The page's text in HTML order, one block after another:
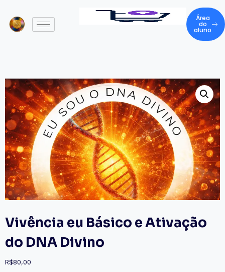
Área
do
aluno
Vivência eu Básico e Ativação
do DNA Divino
R$80,00